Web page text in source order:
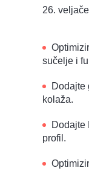
26.
sučelje i
Dodajte
kolaža.
Dodajte
profil.